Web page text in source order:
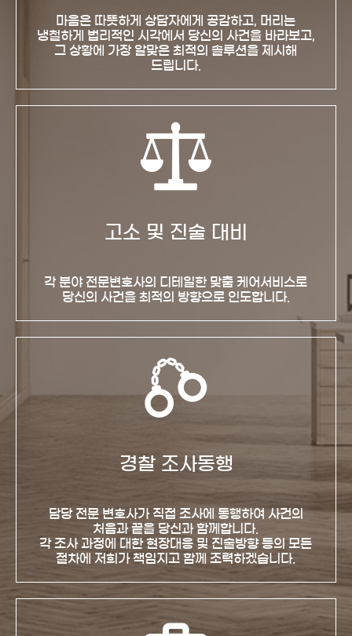
마음은 따뜻하게 상담자에게 공감하고, 머리는
냉철하게 법리적인 시각에서 당신의 사건을 바라보고,
그 상황에 가장 알맞은 최적의 솔루션을 제시해
드립니다.
고소 및 진술 대비
각 분야 전문변호사의 디테일한 맞춤 케어서비스로
당신의 사건을 최적의 방향으로 인도합니다.
경찰 조사동행
담당 전문 변호사가 직접 조사에 동행하여 사건의
처음과 끝을 당신과 함께합니다.
각 조사 과정에 대한 현장대응 및 진술방향 등의 모든
절차에 저희가 책임지고 함께 조력하겠습니다.